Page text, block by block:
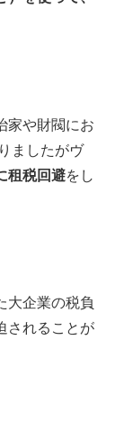
家や財閥にお
ましたがヴ
租税回避をし
大企業の税負
されることが